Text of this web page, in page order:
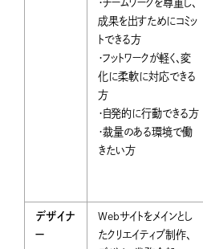
成果を出すためにコミッ
トできる方
・フットワークが軽く、変
化に柔軟に対応できる
方
・自発的に行動できる方
・裁量のある環境で働
きたい方
デザイナ
ー
Webサイトをメインとし
たクリエイティブ制作、